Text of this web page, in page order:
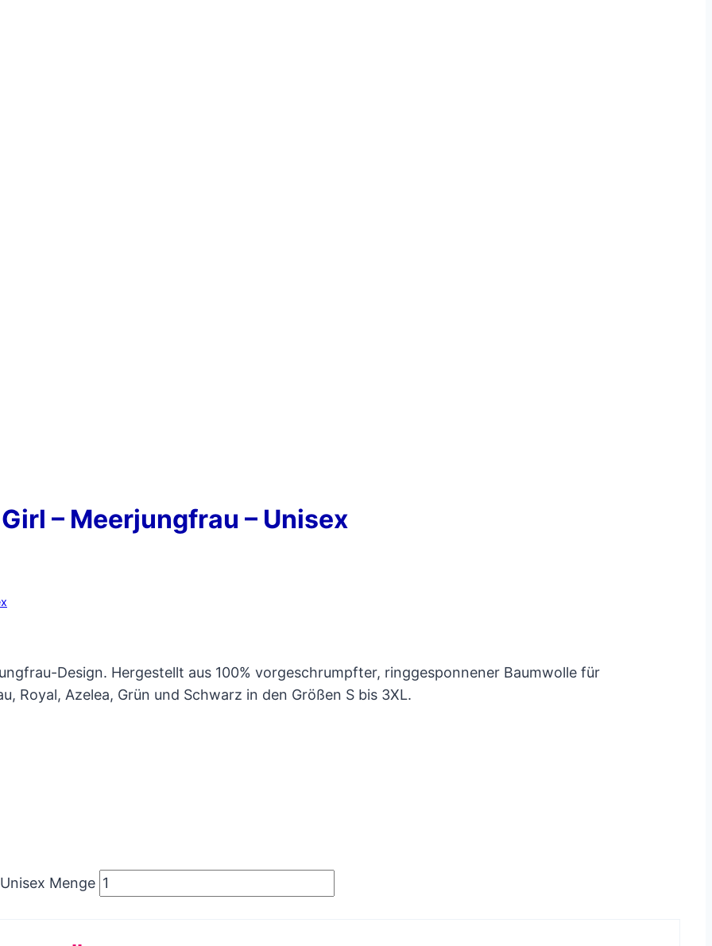
– Meerjungfrau – Unisex
Design. Hergestellt aus 100% vorgeschrumpfter, ringgesponnener Baumwolle für
Royal, Azelea, Grün und Schwarz in den Größen S bis 3XL.
Menge